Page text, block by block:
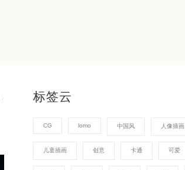
标签云
CG lomo 中国风 人像插画
儿童插画 创意 卡通 可爱